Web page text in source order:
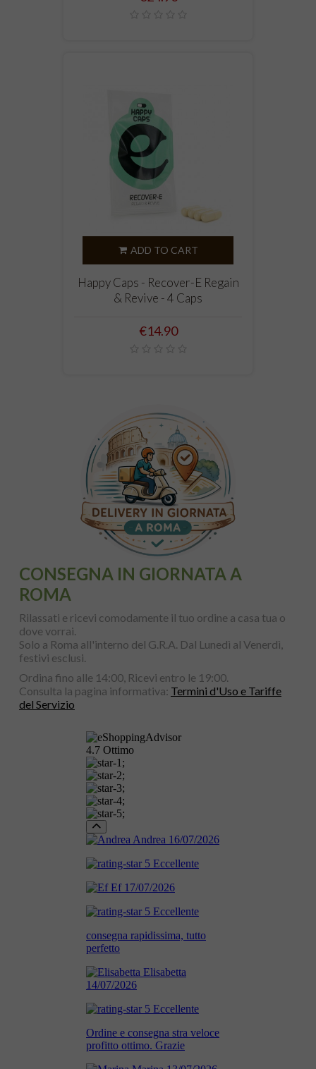
ADD TO CART
Happy Caps - Recover-E Regain
& Revive - 4 Caps
Price
€14.90
CONSEGNA IN GIORNATA A
ROMA
Rilassati e ricevi comodamente il tuo ordine a casa tua o
dove vorrai.
Solo a Roma all'interno del G.R.A. Dal Lunedì al Venerdì,
festivi esclusi.
Ordina fino alle 14:00, Ricevi entro le 19:00.
Consulta la pagina informativa: Termini d'Uso e Tariffe
del Servizio